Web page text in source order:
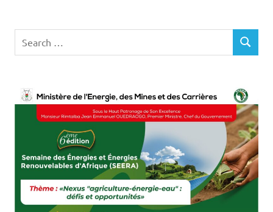
for:
SEARCH